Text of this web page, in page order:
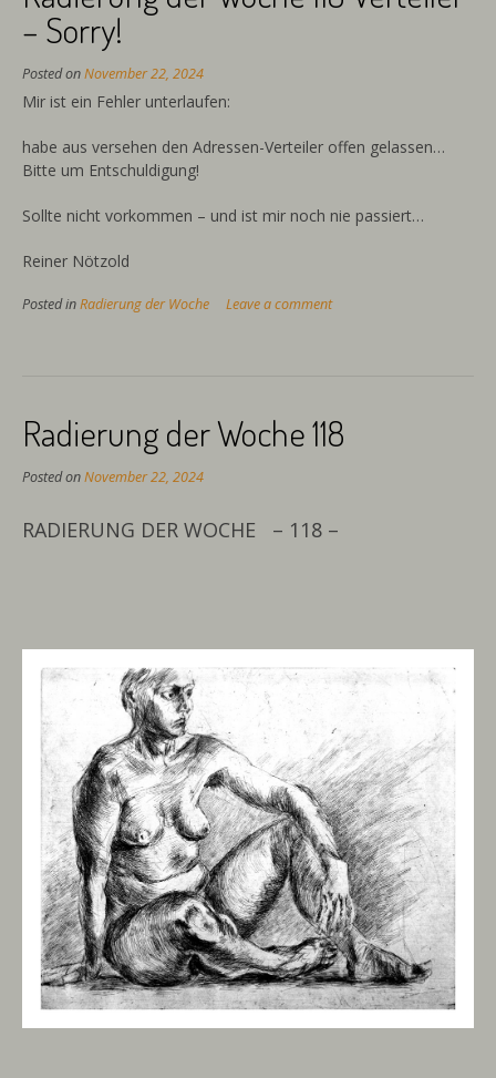
– Sorry!
Posted onNovember 22, 2024
Mir ist ein Fehler unterlaufen:
habe aus versehen den Adressen-Verteiler offen gelassen…
Bitte um Entschuldigung!
Sollte nicht vorkommen – und ist mir noch nie passiert…
Reiner Nötzold
Posted inRadierung der Woche Leave a comment
Radierung der Woche 118
Posted onNovember 22, 2024
RADIERUNG DER WOCHE – 118 –